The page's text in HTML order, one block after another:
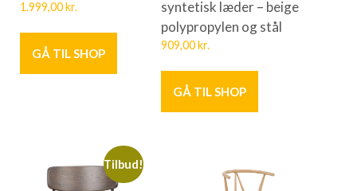
1.999,00kr.
GÅ TIL SHOP
syntetisk læder – beige
polypropylen og stål
909,00kr.
GÅ TIL SHOP
Tilbud!